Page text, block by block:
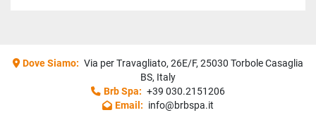
Dove Siamo: Via per Travagliato, 26E/F, 25030 Torbole Casaglia
BS, Italy
Brb Spa: +39 030.2151206
Email: info@brbspa.it